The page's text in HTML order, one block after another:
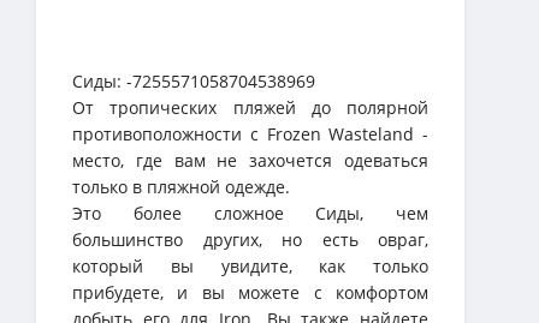
Сиды: -7255571058704538969
От тропических пляжей до полярной
противоположности с Frozen Wasteland -
место, где вам не захочется одеваться
только в пляжной одежде.
Это более сложное Сиды, чем
большинство других, но есть овраг,
который вы увидите, как только
прибудете, и вы можете с комфортом
добыть его для Iron. Вы также найдете